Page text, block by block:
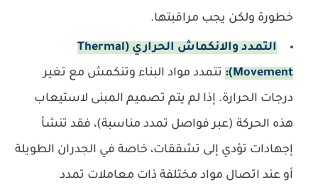
خطورة ولكن يجب مراقبتها.
التمدد والانكماش الحراري (Thermal
Movement):
تتمدد مواد البناء وتنكمش مع تغير
درجات الحرارة. إذا لم يتم تصميم المبنى لاستيعاب
هذه الحركة (عبر فواصل تمدد مناسبة)، فقد تنشأ
إجهادات تؤدي إلى تشققات، خاصة في الجدران الطويلة
أو عند اتصال مواد مختلفة ذات معاملات تمدد